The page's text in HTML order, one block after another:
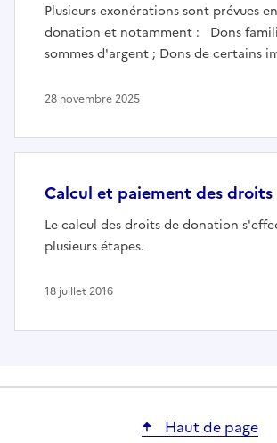
Plusieurs exonérations sont prévues
donation et notamment : Dons
sommes d'argent ; Dons de certains
28 novembre 2025
Calcul et paiement des droits
Le calcul des droits de donation
plusieurs étapes.
18 juillet 2016
Haut de page